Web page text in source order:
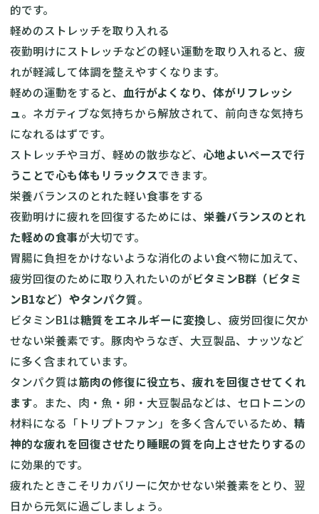
的です。
軽めのストレッチを取り入れる
夜勤明けにストレッチなどの軽い運動を取り入れると、疲
れが軽減して体調を整えやすくなります。
軽めの運動をすると、 血行がよくなり、体がリフレッシ
ュ。ネガティブな気持ちから解放されて、前向きな気持ち
になれるはずです。
ストレッチやヨガ、軽めの散歩など、 心地よいペースで行
うことで心も体もリラックスできます。
栄養バランスのとれた軽い食事をする
夜勤明けに疲れを回復するためには、 栄養バランスのとれ
た軽めの食事が大切です。
胃腸に負担をかけないような消化のよい食べ物に加えて、
疲労回復のために取り入れたいのがビタミンB群（ビタミ
ンB1など） やタンパク質。
ビタミンB1は糖質をエネルギーに変換し、疲労回復に欠か
せない栄養素です。豚肉やうなぎ、大豆製品、ナッツなど
に多く含まれています。
タンパク質は筋肉の修復に役立ち、疲れを回復させてくれ
ます。また、肉・魚・卵・大豆製品などは、セロトニンの
材料になる「トリプトファン」を多く含んでいるため、 精
神的な疲れを回復させたり睡眠の質を向上させたりするの
に効果的です。
疲れたときこそリカバリーに欠かせない栄養素をとり、翌
日から元気に過ごしましょう。